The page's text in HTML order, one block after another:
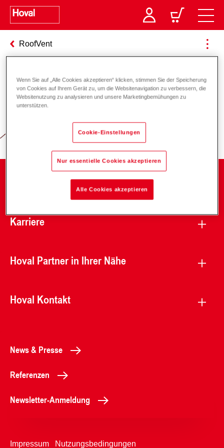
RoofVent
Verantwortung für Energie und
Karriere
Hoval Partner in Ihrer Nähe
Hoval Kontakt
News & Presse
Referenzen
Newsletter-Anmeldung
Impressum Nutzungsbedingungen
Wenn Sie auf „Alle Cookies akzeptieren“ klicken, stimmen Sie der Speicherung
von Cookies auf Ihrem Gerät zu, um die Websitenavigation zu verbessern, die
Websitenutzung zu analysieren und unsere Marketingbemühungen zu
unterstützen.
Cookie-Einstellungen
Nur essentielle Cookies akzeptieren
Alle Cookies akzeptieren